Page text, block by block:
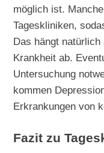
möglich ist.
Tageskliniken,
Das hängt
Krankheit ab.
Untersuchung
kommen
Erkrankungen von
Fazit zu